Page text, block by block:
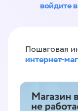
войдите
Пошаговая
интернет-